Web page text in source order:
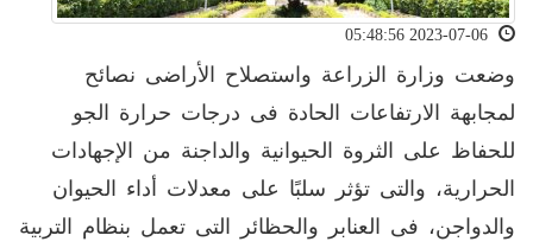
وضعت وزارة الزراعة واستصلاح الأراضى نصائح
لمجابهة الارتفاعات الحادة فى درجات حرارة الجو
للحفاظ على الثروة الحيوانية والداجنة من الإجهادات
الحرارية، والتى تؤثر سلبًا على معدلات أداء الحيوان
والدواجن، فى العنابر والحظائر التى تعمل بنظام التربية